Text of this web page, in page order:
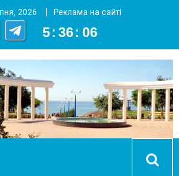
2026 Реклама на сайті
5 : 36 : 07
города Южный